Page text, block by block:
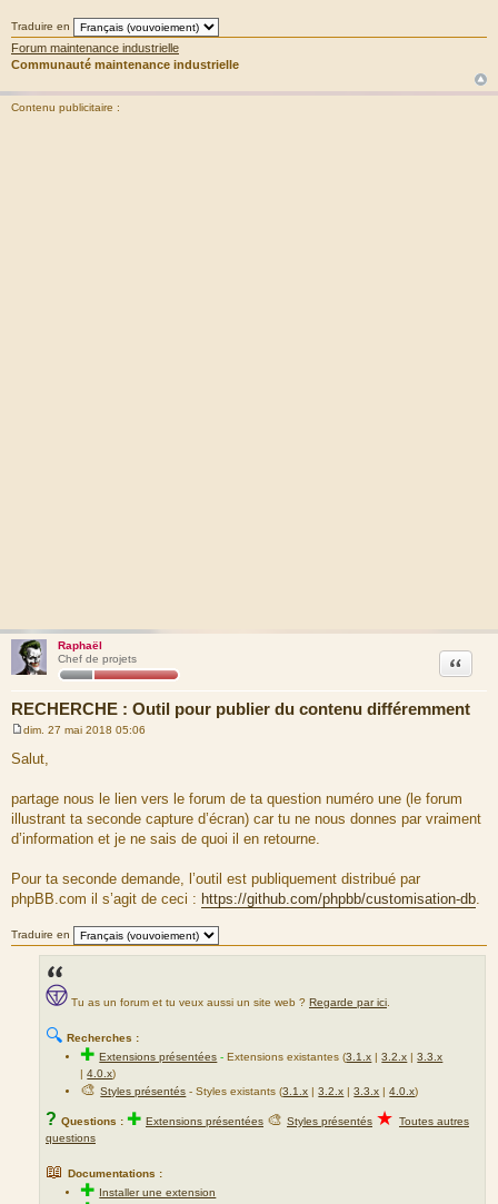
Traduire en
Forum maintenance industrielle
Communauté maintenance industrielle
Contenu publicitaire :
Raphaël
Chef de projets
RECHERCHE : Outil pour publier du contenu différemment
Citation
e
s
a
g
e
dim. 27 mai 2018 05:06
Salut,
partage nous le lien vers le forum de ta question numéro une (le forum
illustrant ta seconde capture d’écran) car tu ne nous donnes par vraiment
d’information et je ne sais de quoi il en retourne.
Pour ta seconde demande, l’outil est publiquement distribué par
phpBB.com il s’agit de ceci : https://github.com/phpbb/customisation-db.
Traduire en
Tu as un forum et tu veux aussi un site web ? Regarde par ici
🔍 Recherches :
✚Extensions présentées -Extensions existantes (3.1.x |3.2.x |3.3.x
|4.0.x)
🎨Styles présentés - Styles existants (3.1.x |3.2.x |3.3.x |4.0.x)
? Questions : ✚ Extensions présentées 🎨 Styles présentés ★ Toutes autres
questions
📖 Documentations :
✚ Installer une extension